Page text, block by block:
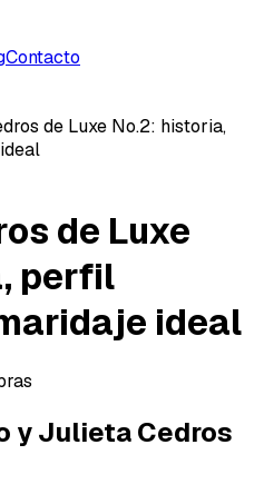
Contacto
de Luxe No.2: historia,
de Luxe
perfil
ideal
y Julieta Cedros